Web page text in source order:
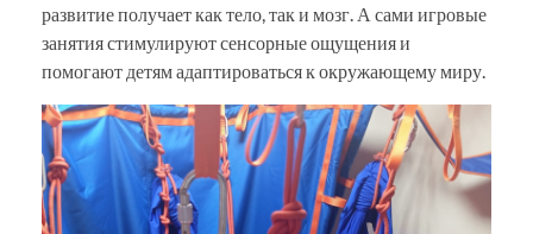
развитие получает как тело, так и мозг. А сами игровые
занятия стимулируют сенсорные ощущения и
помогают детям адаптироваться к окружающему миру.